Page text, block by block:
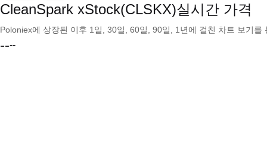
CleanSpark xStock(CLSKX)실시간 가격
Poloniex에 상장된 이후 1일, 30일, 60일, 90일, 1년에 걸친 차트 보기
----